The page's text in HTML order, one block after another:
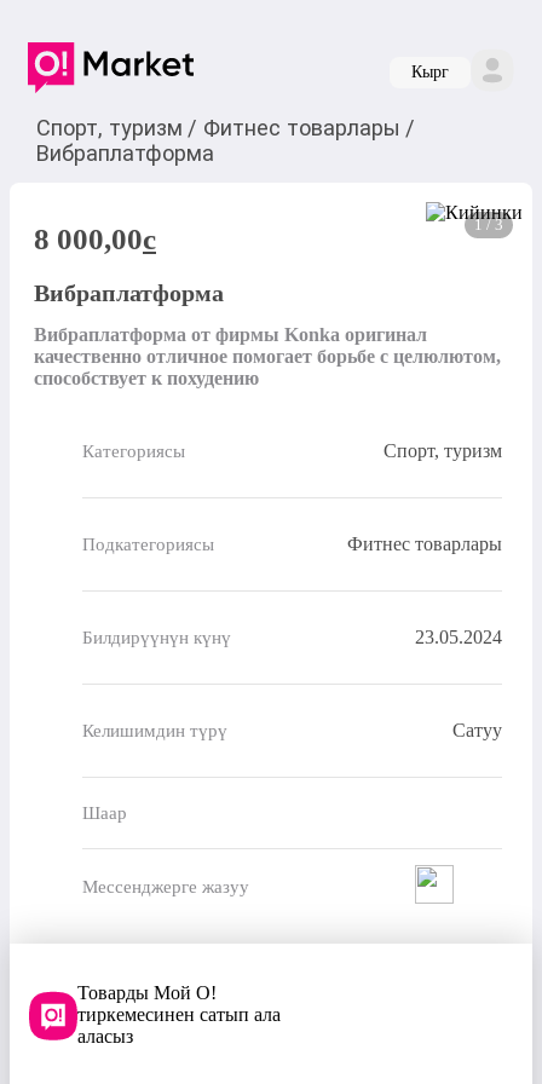
Кырг
Спорт, туризм / Фитнес товарлары /
Вибраплатформа
1 / 3
8 000,00c
Вибраплатформа
Вибраплатформа от фирмы Konka оригинал
качественно отличное помогает борьбе с целюлютом,
способствует к похудению
Категориясы Спорт, туризм
Подкатегориясы Фитнес товарлары
Билдирүүнүн күнү 23.05.2024
Келишимдин түрү Сатуу
Шаар
Мессенджерге жазуу
Товарды Мой О!
тиркемесинен сатып ала
аласыз